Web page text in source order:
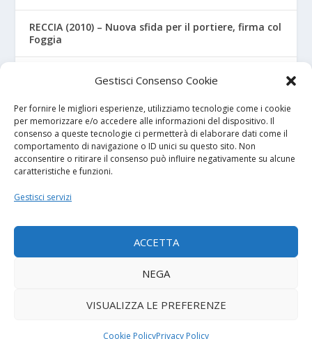
Gestisci Consenso Cookie
Per fornire le migliori esperienze, utilizziamo tecnologie come i cookie
per memorizzare e/o accedere alle informazioni del dispositivo. Il
consenso a queste tecnologie ci permetterà di elaborare dati come il
comportamento di navigazione o ID unici su questo sito. Non
acconsentire o ritirare il consenso può influire negativamente su alcune
caratteristiche e funzioni.
Gestisci servizi
ACCETTA
NEGA
VISUALIZZA LE PREFERENZE
Cookie PolicyPrivacy Policy
RECCIA (2010) – Nuova sfida per il portiere, firma col
Foggia
RIZZO – Dalla “Fratelli Bandiera” al Crotone: la
favola di Christian
I NOSTRI SPONSOR
Calcio Panchina
Diretta.it
Termini e condizioni